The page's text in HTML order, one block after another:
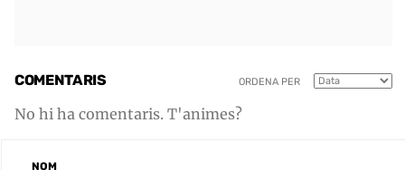
COMENTARIS ORDENA PER
No hi ha comentaris. T'animes?
NOM